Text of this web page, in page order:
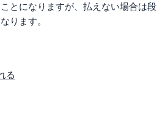
とになりますが、払えない場合は段
ります。
る